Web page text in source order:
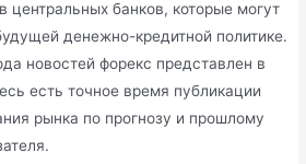
центральных банков, которые могут
денежно-кредитной политике.
новостей форекс представлен в
есть точное время публикации
рынка по прогнозу и прошлому